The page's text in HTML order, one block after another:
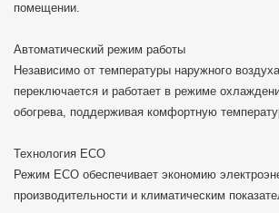
помещении.
Автоматический режим работы
Независимо от температуры наружного
переключается и работает в режиме
обогрева, поддерживая комфортную
Технология ECO
Режим ECO обеспечивает экономию
производительности и климатическим